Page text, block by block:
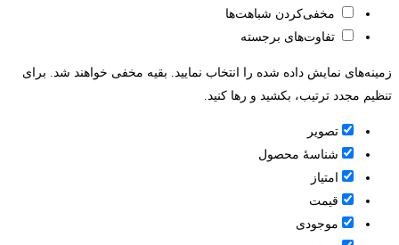
مخفی‌کردن شباهت‌ها
تفاوت‌های برجسته
زمینه‌های نمایش داده شده را انتخاب نمایید. بقیه مخفی خواهند شد. برای
تنظیم مجدد ترتیب، بکشید و رها کنید.
تصویر
شناسۀ محصول
امتیاز
قيمت
موجودی